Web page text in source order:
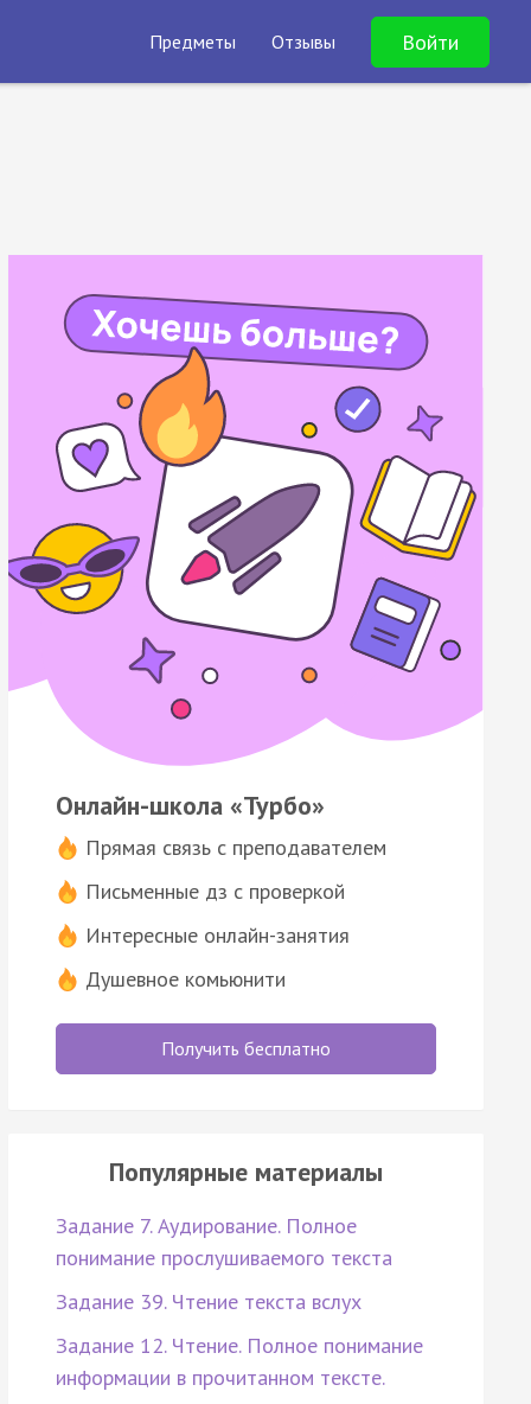
Предметы Отзывы Войти
Онлайн-школа «Турбо»
Прямая связь с преподавателем
Письменные дз с проверкой
Интересные онлайн-занятия
Душевное комьюнити
Получить бесплатно
Популярные материалы
Задание 7. Аудирование. Полное
понимание прослушиваемого текста
Задание 39. Чтение текста вслух
Задание 12. Чтение. Полное понимание
информации в прочитанном тексте.